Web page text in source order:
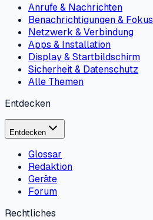
Anrufe & Nachrichten
Benachrichtigungen & Fokus
Netzwerk & Verbindung
Apps & Installation
Display & Startbildschirm
Sicherheit & Datenschutz
Alle Themen
Entdecken
Entdecken
Glossar
Redaktion
Geräte
Forum
Rechtliches